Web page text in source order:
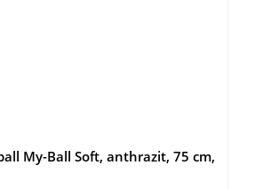
My-Ball Soft, anthrazit, 75 cm,